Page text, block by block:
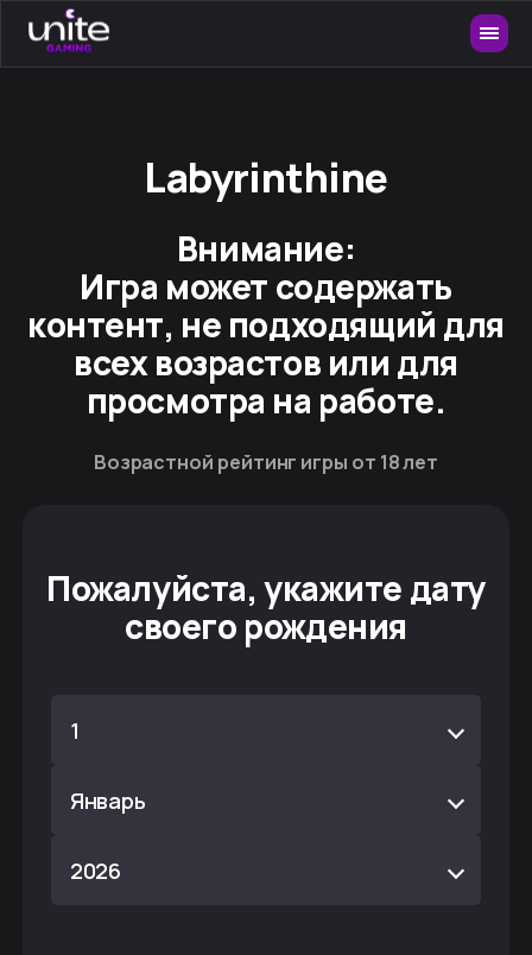
Labyrinthine
Внимание:
Игра может содержать
контент, не подходящий для
всех возрастов или для
просмотра на работе.
Возрастной рейтинг игры от 18 лет
Пожалуйста, укажите дату
своего рождения
1
Январь
2026